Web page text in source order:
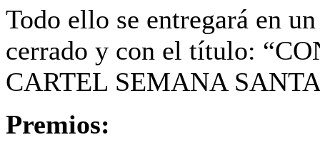
Todo ello se entregará en
cerrado y con el título:
CARTEL SEMANA
Premios: